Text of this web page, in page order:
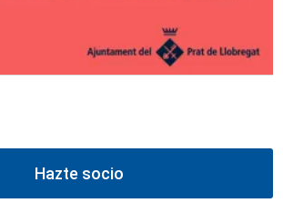
Hazte socio